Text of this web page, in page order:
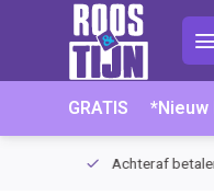
GRATIS *Nieuw
Achteraf betalen